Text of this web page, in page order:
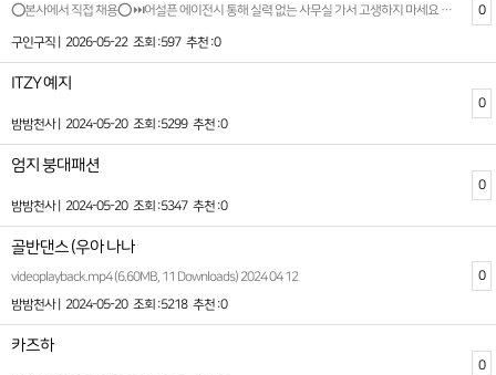
⭕️본사에서 직접 채용⭕️ ⏭️어설픈 에이전시 통해 실력 없는 사무실 가서 고생하지 마세요 ⏭️대부분 사무실은 보안이 허술합니다 ⏭️큰 그림만 그리는 사무실 조심하세요 성별무관 친구랑 동반가능 커플동반가능 개인&팀가능 전부환영입니다!!!✅초보가능✅ 업무 : TM홍보(아웃바운드) 및 마케팅 회원관리 업무입니다. • 해외에서 진행되는 텔레마케팅(Telemarketing) 업무 • 간단한 고객 응대 및 안내 업무 • 사전 교육을 통해 업무 숙지 가능 (TM 경험 없어도 지원 가능) 복지 및 혜택 • 최고급 숙소 제공 (1인 1실, 쾌적한 환경 보장) • 숙식 무료 제공 (생활비 부담 없음) • 안전 최우선 보장 (신변 보호 및 안전한 근무 환경 제공) • 일정 기간 근속 시 특별 보너스 지급 • 비용 부담 없음 (항공권, 숙소, 식사 모두 지원) 문의방법: 텔레그램 @feez868 https://t.me/feez868 #고수익 #콜직원 #텔레마케팅 #해외티엠 #돈 #머니 #해외구인 #숙식제공 #해외여행 #해외 #해외tm #해외일자리 #구인 #고수익알바 #구인 #구직 #머니박스 #외국일자리 #해외업무 #계약직 #돈 #부산 #금수저 #돈스타그램 #재테크 #콜센터 #일하자 #20대일자리 #직장 #돈많은백수가되고싶다 #30대 #취준생 #취업준비 #백수 #백조 #인생역전 #30대일자리 #40대일자리 #돈버는방법 #1억 #월천만 #수입차 #사무직
구인구직 | 2026-05-22 조회 :597 추천 :0
0
ITZY 예지
밤밤천사 | 2024-05-20 조회 :5299 추천 :0
0
엄지 붕대패션
밤밤천사 | 2024-05-20 조회 :5347 추천 :0
0
골반댄스 (우아 나나
videoplayback.mp4 (6.60MB, 11 Downloads) 2024 04 12
밤밤천사 |
2024-05-20 조회 :5218 추천 :0
0
카즈하
0